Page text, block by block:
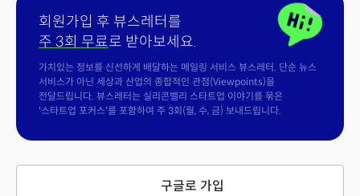
회원가입 후 뷰스레터를
주 3회 무료로 받아보세요.
가치있는 정보를 신선하게 배달하는 메일링 서비스 뷰스레터. 단순 뉴스
서비스가 아닌 세상과 산업의 종합적인 관점(Viewpoints)을
전달드립니다. 뷰스레터는 실리콘밸리 스타트업 이야기를 묶은
'스타트업 포커스'를 포함하여 주 3회(월, 수, 금) 보내드립니다.
구글로 가입